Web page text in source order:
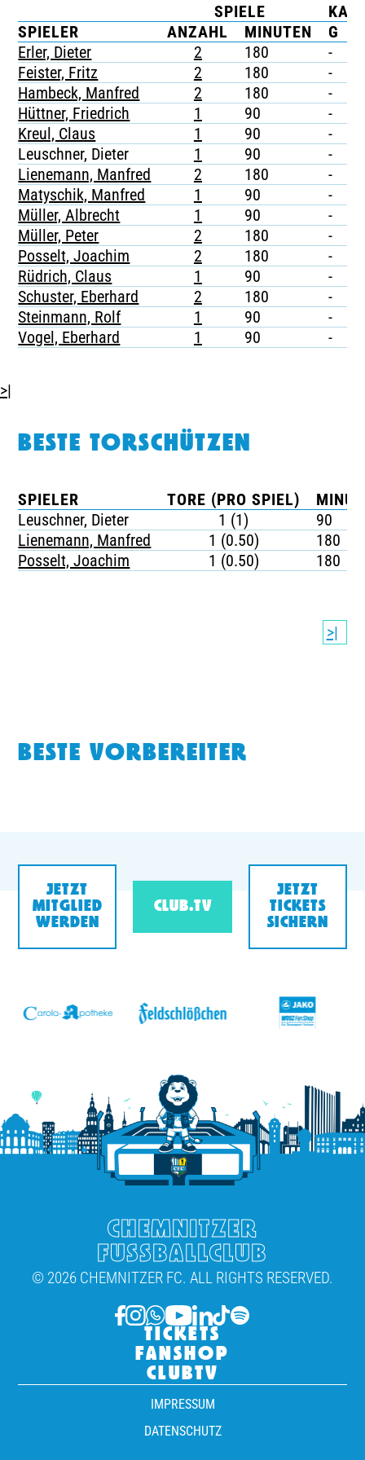
TICKETING
SPIELE
SPIELER
ANZAHL MINUTEN G
Erler, Dieter
2 180 -
Feister, Fritz
2 180 -
Hambeck, Manfred
2 180 -
Hüttner, Friedrich
1 90 -
Kreul, Claus
1 90 -
Leuschner, Dieter
1 90 -
Lienemann, Manfred
2 180 -
Matyschik, Manfred
1 90 -
Müller, Albrecht
1 90 -
Müller, Peter
2 180 -
Posselt, Joachim
2 180 -
Rüdrich, Claus
1 90 -
Schuster, Eberhard
2 180 -
Steinmann, Rolf
1 90 -
Vogel, Eberhard
1 90 -
>|
BESTE TORSCHÜTZEN
SPIELER TORE (PRO SPIEL)
Leuschner, Dieter
1 (1)
90
Lienemann, Manfred
1 (0.50)
180
Posselt, Joachim
1 (0.50) 180
>|
BESTE VORBEREITER
JETZT
MITGLIED
WERDEN
CLUB.TV
JETZT
TICKETS
SICHERN
CHEMNITZER
FUSSBALLCLUB
© 2026 CHEMNITZER FC. ALL RIGHTS RESERVED.
TICKETS
FANSHOP
CLUBTV
IMPRESSUM
DATENSCHUTZ